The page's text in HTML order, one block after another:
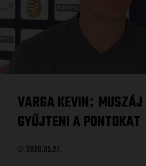
VARGA KEVIN:
GYŰJTENI A PONTOKAT
2020.05.27.